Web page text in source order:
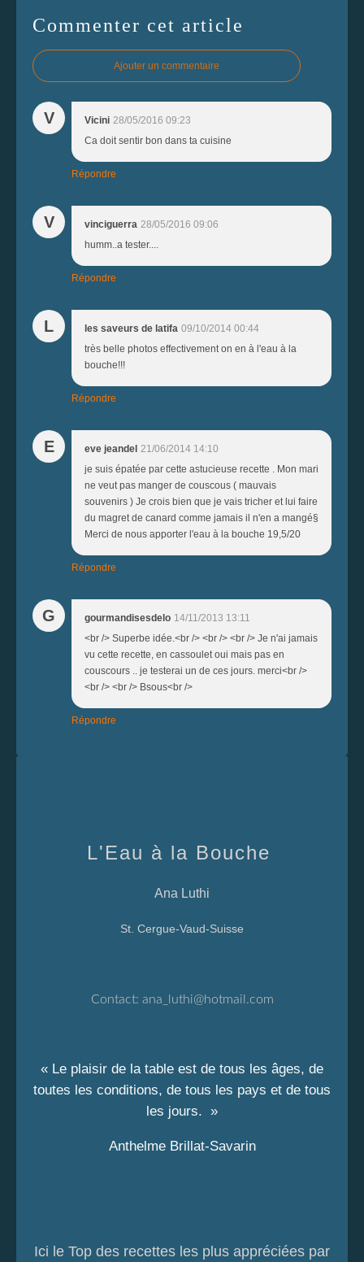
Commenter cet article
Ajouter un commentaire
V Vicini 28/05/2016 09:23
Ca doit sentir bon dans ta cuisine
Répondre
V vinciguerra 28/05/2016 09:06
humm..a tester....
Répondre
L les saveurs de latifa 09/10/2014 00:44
très belle photos effectivement on en à l'eau à la
bouche!!!
Répondre
E eve jeandel 21/06/2014 14:10
je suis épatée par cette astucieuse recette . Mon mari
ne veut pas manger de couscous ( mauvais
souvenirs ) Je crois bien que je vais tricher et lui faire
du magret de canard comme jamais il n'en a mangé§
Merci de nous apporter l'eau à la bouche 19,5/20
Répondre
G gourmandisesdelo 14/11/2013 13:11
<br /> Superbe idée.<br /> <br /> <br /> Je n'ai jamais
vu cette recette, en cassoulet oui mais pas en
couscours .. je testerai un de ces jours. merci<br />
<br /> <br /> Bsous<br />
Répondre
L'Eau à la Bouche
Ana Luthi
St. Cergue-Vaud-Suisse
Contact: ana_luthi@hotmail.com
« Le plaisir de la table est de tous les âges, de
toutes les conditions, de tous les pays et de tous
les jours. »
Anthelme Brillat-Savarin
Ici le Top des recettes les plus appréciées par